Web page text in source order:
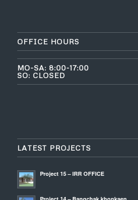
OFFICE HOURS
MO-SA: 8:00-17:00
SO: CLOSED
LATEST PROJECTS
Project 15 – IRR OFFICE